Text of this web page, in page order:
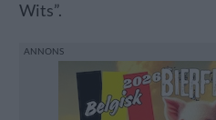
Wits”.